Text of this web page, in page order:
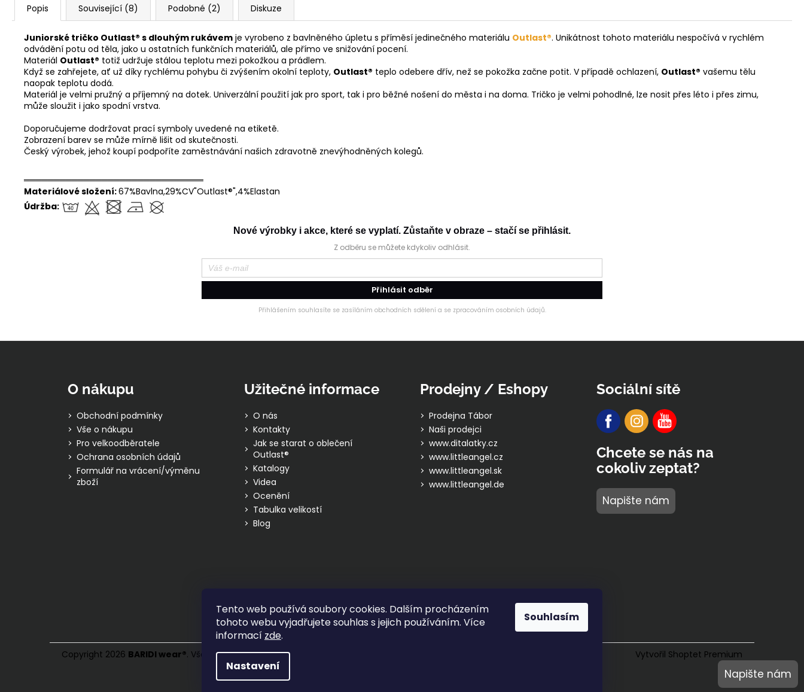
Tento web používá soubory cookies. Dalším procházením
tohoto webu vyjadřujete souhlas s jejich používáním. Více
informací zde.
Nastavení
Souhlasím
Popis Související (8) Podobné (2) Diskuze
Juniorské tričko Outlast® s dlouhým rukávem je vyrobeno z bavlněného úpletu s příměsí jedinečného materiálu Outlast®. Unikátnost tohoto materiálu nespočívá v rychlém
odvádění potu od těla, jako u ostatních funkčních materiálů, ale přímo ve snižování pocení.
Materiál Outlast® totiž udržuje stálou teplotu mezi pokožkou a prádlem.
Když se zahřejete, ať už díky rychlému pohybu či zvýšením okolní teploty, Outlast® teplo odebere dřív, než se pokožka začne potit. V případě ochlazení, Outlast® vašemu tělu
naopak teplotu dodá.
Materiál je velmi pružný a příjemný na dotek. Univerzální použití jak pro sport, tak i pro běžné nošení do města i na doma. Tričko je velmi pohodlné, lze nosit přes léto i přes zimu,
může sloužit i jako spodní vrstva.
Doporučujeme dodržovat prací symboly uvedené na etiketě.
Zobrazení barev se může mírně lišit od skutečnosti.
Český výrobek, jehož koupí podpoříte zaměstnávání našich zdravotně znevýhodněných kolegů.
══════════════════════════════
Materiálové složení:67%Bavlna,29%CV"Outlast®",4%Elastan
Údržba:
Nové výrobky i akce, které se vyplatí. Zůstaňte v obraze – stačí se přihlásit.
Z odběru se můžete kdykoliv odhlásit.
Přihlásit odběr
Přihlášením souhlasíte se zasíláním obchodních sdělení a se zpracováním osobních údajů.
O nákupu
Obchodní podmínky
Vše o nákupu
Pro velkoodběratele
Ochrana osobních údajů
Formulář na vrácení/výměnu
zboží
Užitečné informace
O nás
Kontakty
Jak se starat o oblečení
Outlast®
Katalogy
Videa
Ocenění
Tabulka velikostí
Blog
Prodejny / Eshopy
Prodejna Tábor
Naši prodejci
www.ditalatky.cz
www.littleangel.cz
www.littleangel.sk
www.littleangel.de
Sociální sítě
Chcete se nás na
cokoliv zeptat?
Napište nám
Vytvořil Shoptet Premium
Copyright 2026 BARIDI wear®. Všechna práva vyhrazena.
Napište nám